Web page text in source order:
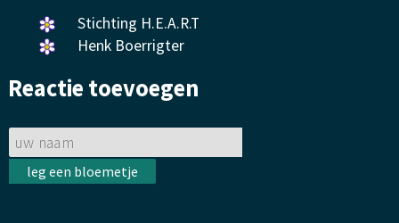
Een
bloemetje
Stichting H.E.A.R.T
Een
gelegd.
Henk Boerrigter
Reactie toevoegen